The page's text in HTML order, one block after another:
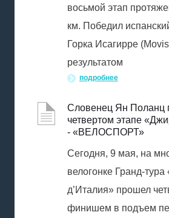
восьмой этап
км. Победил
Горка Исагирре
результатом
подробнее
Словенец Ян Поланц
четвертом этапе
- «ВЕЛОСПОРТ»
Сегодня, 9 мая, на
велогонке Гранд-
д’Италия» прошел
финишем в подъем